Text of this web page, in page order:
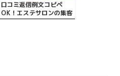
口コミ返信例文コピペ
OK！エステサロンの集客
方法